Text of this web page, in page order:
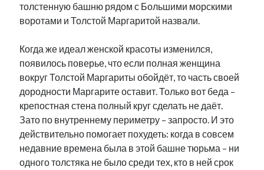
толстенную башню рядом с Большими морскими
воротами и Толстой Маргаритой назвали.
Когда же идеал женской красоты изменился,
появилось поверье, что если полная женщина
вокруг Толстой Маргариты обойдёт, то часть своей
дородности Маргарите оставит. Только вот беда –
крепостная стена полный круг сделать не даёт.
Зато по внутреннему периметру – запросто. И это
действительно помогает похудеть: когда в совсем
недавние времена была в этой башне тюрьма – ни
одного толстяка не было среди тех, кто в ней срок